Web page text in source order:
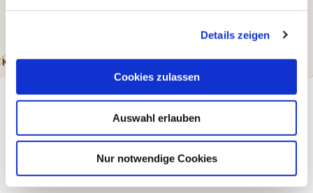
Details zeigen
Cookies zulassen
Auswahl erlauben
Nur notwendige Cookies
Teilen Teilen
Teilen